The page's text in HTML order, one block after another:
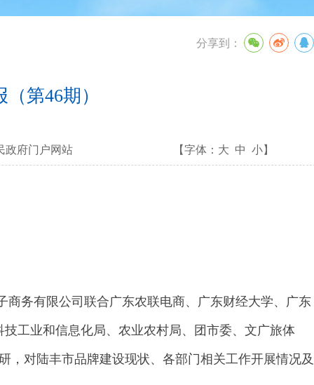
分享到：
第46期）
政府门户网站 【字体： 大 中 小】
务有限公司联合广东农联电商、广东财经大学、广东
工业和信息化局、农业农村局、团市委、文广旅体
，对陆丰市品牌建设现状、各部门相关工作开展情况及